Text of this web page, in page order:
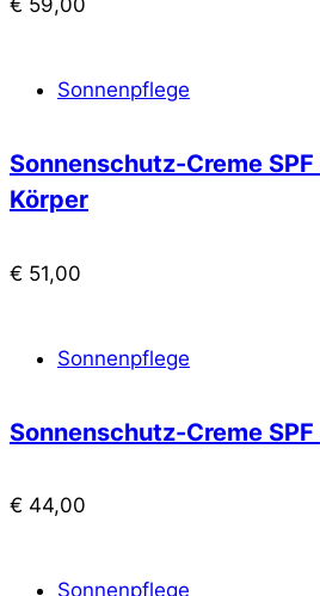
Sonnenpflege
Sonnenschutz-Creme
Körper
€ 51,00
Sonnenpflege
Sonnenschutz-Creme
€ 44,00
Sonnenpflege